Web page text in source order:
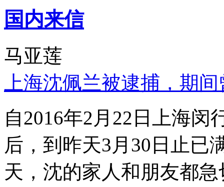
国内来信
马亚莲
上海沈佩兰被逮捕，期
自2016年2月22日上海
后，到昨天3月30日止已
天，沈的家人和朋友都